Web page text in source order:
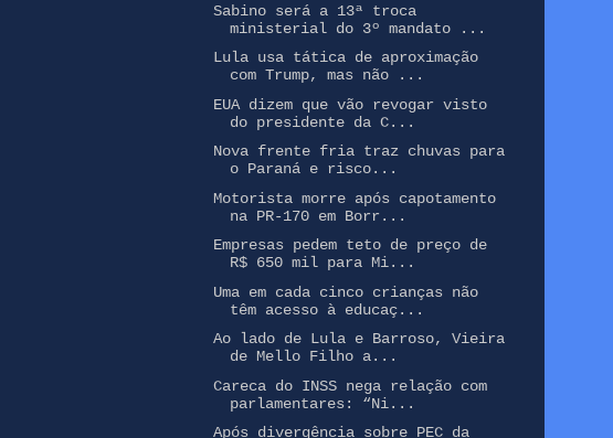
Sabino será a 13ª troca
ministerial do 3º mandato ...
Lula usa tática de aproximação
com Trump, mas não ...
EUA dizem que vão revogar visto
do presidente da C...
Nova frente fria traz chuvas para
o Paraná e risco...
Motorista morre após capotamento
na PR-170 em Borr...
Empresas pedem teto de preço de
R$ 650 mil para Mi...
Uma em cada cinco crianças não
têm acesso à educaç...
Ao lado de Lula e Barroso, Vieira
de Mello Filho a...
Careca do INSS nega relação com
parlamentares: “Ni...
Após divergência sobre PEC da